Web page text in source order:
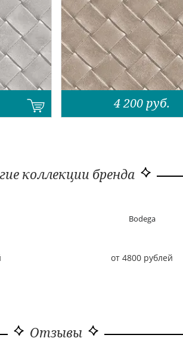
4 200руб.
коллекции бренда
Bodega
от 4800 рублей
Отзывы